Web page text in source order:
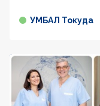
УМБАЛ Токуда